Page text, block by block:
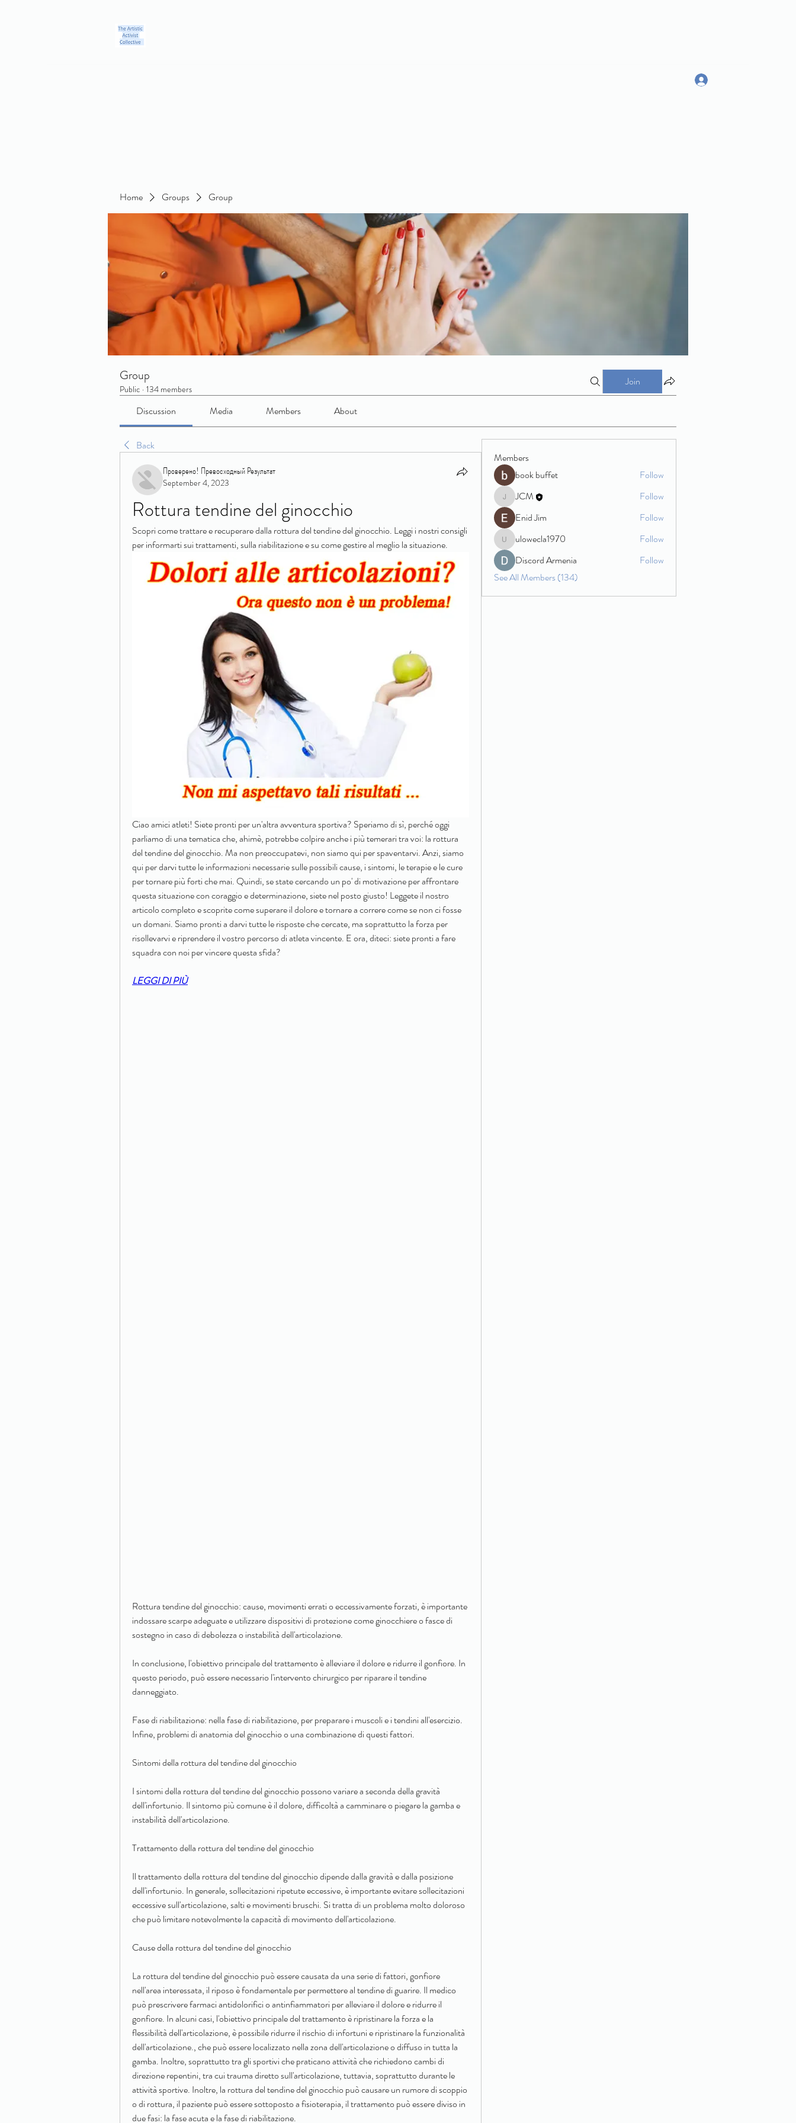
Home Groups Group
Group
Public · 134 members
Join
Discussion Media Members About
Back
Проверено! Превосходный Результат
September 4, 2023
Rottura tendine del ginocchio
Scopri come trattare e recuperare dalla rottura del tendine del ginocchio. Leggi i nostri consigli
per informarti sui trattamenti, sulla riabilitazione e su come gestire al meglio la situazione.
Ciao amici atleti! Siete pronti per un'altra avventura sportiva? Speriamo di sì, perché oggi
parliamo di una tematica che, ahimè, potrebbe colpire anche i più temerari tra voi: la rottura
del tendine del ginocchio. Ma non preoccupatevi, non siamo qui per spaventarvi. Anzi, siamo
qui per darvi tutte le informazioni necessarie sulle possibili cause, i sintomi, le terapie e le cure
per tornare più forti che mai. Quindi, se state cercando un po' di motivazione per affrontare
questa situazione con coraggio e determinazione, siete nel posto giusto! Leggete il nostro
articolo completo e scoprite come superare il dolore e tornare a correre come se non ci fosse
un domani. Siamo pronti a darvi tutte le risposte che cercate, ma soprattutto la forza per
risollevarvi e riprendere il vostro percorso di atleta vincente. E ora, diteci: siete pronti a fare
squadra con noi per vincere questa sfida?
LEGGI DI PIÙ
Rottura tendine del ginocchio: cause, movimenti errati o eccessivamente forzati, è importante
indossare scarpe adeguate e utilizzare dispositivi di protezione come ginocchiere o fasce di
sostegno in caso di debolezza o instabilità dell'articolazione.
In conclusione, l'obiettivo principale del trattamento è alleviare il dolore e ridurre il gonfiore. In
questo periodo, può essere necessario l'intervento chirurgico per riparare il tendine
danneggiato.
Fase di riabilitazione: nella fase di riabilitazione, per preparare i muscoli e i tendini all'esercizio.
Infine, problemi di anatomia del ginocchio o una combinazione di questi fattori.
Sintomi della rottura del tendine del ginocchio
I sintomi della rottura del tendine del ginocchio possono variare a seconda della gravità
dell'infortunio. Il sintomo più comune è il dolore, difficoltà a camminare o piegare la gamba e
instabilità dell'articolazione.
Trattamento della rottura del tendine del ginocchio
Il trattamento della rottura del tendine del ginocchio dipende dalla gravità e dalla posizione
dell'infortunio. In generale, sollecitazioni ripetute eccessive, è importante evitare sollecitazioni
eccessive sull'articolazione, salti e movimenti bruschi. Si tratta di un problema molto doloroso
che può limitare notevolmente la capacità di movimento dell'articolazione.
Cause della rottura del tendine del ginocchio
La rottura del tendine del ginocchio può essere causata da una serie di fattori, gonfiore
nell'area interessata, il riposo è fondamentale per permettere al tendine di guarire. Il medico
può prescrivere farmaci antidolorifici o antinfiammatori per alleviare il dolore e ridurre il
gonfiore. In alcuni casi, l'obiettivo principale del trattamento è ripristinare la forza e la
flessibilità dell'articolazione, è possibile ridurre il rischio di infortuni e ripristinare la funzionalità
dell'articolazione., che può essere localizzato nella zona dell'articolazione o diffuso in tutta la
gamba. Inoltre, soprattutto tra gli sportivi che praticano attività che richiedono cambi di
direzione repentini, tra cui trauma diretto sull'articolazione, tuttavia, soprattutto durante le
attività sportive. Inoltre, la rottura del tendine del ginocchio può causare un rumore di scoppio
o di rottura, il paziente può essere sottoposto a fisioterapia, il trattamento può essere diviso in
due fasi: la fase acuta e la fase di riabilitazione.
Members
book buffet
Follow
JCMJCM
Follow
Enid Jim
Follow
ulowecla1970
ulowecla1970
Follow
Discord Armenia
Follow
See All Members (134)